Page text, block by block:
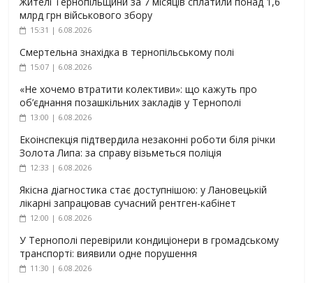
млрд грн військового збору
15:31 | 6.08.2026
Смертельна знахідка в тернопільському полі
15:07 | 6.08.2026
«Не хочемо втратити колективи»: що кажуть про
об’єднання позашкільних закладів у Тернополі
13:00 | 6.08.2026
Екоінспекція підтвердила незаконні роботи біля річки
Золота Липа: за справу візьметься поліція
12:33 | 6.08.2026
Якісна діагностика стає доступнішою: у Лановецькій
лікарні запрацював сучасний рентген-кабінет
12:00 | 6.08.2026
У Тернополі перевірили кондиціонери в громадському
транспорті: виявили одне порушення
11:30 | 6.08.2026